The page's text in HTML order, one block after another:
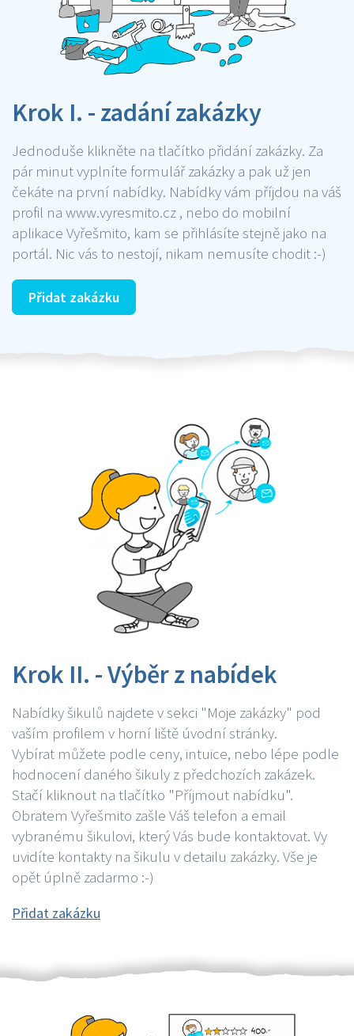
Krok I. - zadání zakázky
Jednoduše klikněte na tlačítko přidání zakázky. Za
pár minut vyplníte formulář zakázky a pak už jen
čekáte na první nabídky. Nabídky vám příjdou na váš
profil na www.vyresmito.cz , nebo do mobilní
aplikace Vyřešmito, kam se přihlásíte stejně jako na
portál. Nic vás to nestojí, nikam nemusíte chodit :-)
Přidat zakázku
Krok II. - Výběr z nabídek
Nabídky šikulů najdete v sekci "Moje zakázky" pod
vaším profilem v horní liště úvodní stránky.
Vybírat můžete podle ceny, intuice, nebo lépe podle
hodnocení daného šikuly z předchozích zakázek.
Stačí kliknout na tlačítko "Příjmout nabídku".
Obratem Vyřešmito zašle Váš telefon a email
vybranému šikulovi, který Vás bude kontaktovat. Vy
uvidíte kontakty na šikulu v detailu zakázky. Vše je
opět úplně zadarmo :-)
Přidat zakázku